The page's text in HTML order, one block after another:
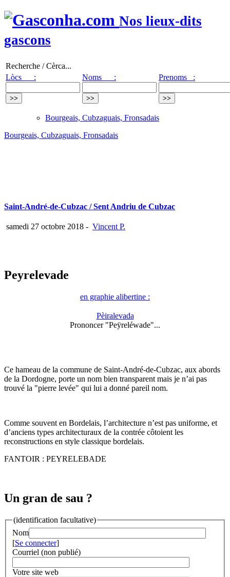
Nos lieux-dits
gascons
Recherche / Cèrca...
Lòcs :
Noms : Prenoms :
Bourgeais, Cubzaguais, Fronsadais
Bourgeais, Cubzaguais, Fronsadais
Saint-André-de-Cubzac / Sent Andriu de Cubzac
samedi 27 octobre 2018 - Vincent P.
Peyrelevade
en graphie alibertine :
Pèiralevada
Prononcer "Peÿreléwade"...
Ce hameau de la commune de Saint-André-de-Cubzac, aux abords
de la Dordogne, porte un nom bien transparent mais je n’ai pas
trouvé la "pierre levée" qui lui a donné pareil nom.
Comme souvent en Bordelais, l’architecture n’est pas uniforme, et
d’anciens types architecturaux de la contrée côtoient les
reconstructions en style classique bordelais.
FANTOIR : PEYRELEBADE
Un gran de sau ?
(identification facultative)
Nom
[Se connecter]
Courriel (non publié)
Votre site web